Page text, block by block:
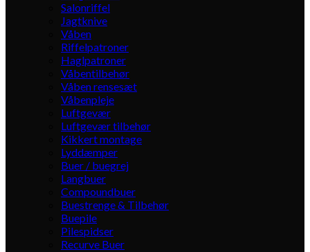
Salonriffel
Jagtknive
Våben
Riffelpatroner
Haglpatroner
Våbentilbehør
Våben rensesæt
Våbenpleje
Luftgevær
Luftgevær tilbehør
Kikkert montage
Lyddæmper
Buer / buegrej
Langbuer
Compoundbuer
Buestrenge & Tilbehør
Buepile
Pilespidser
Recurve Buer